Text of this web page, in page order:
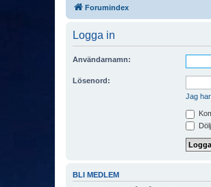
Forumindex
Logga in
Användarnamn:
Lösenord:
Jag
BLI MEDLEM